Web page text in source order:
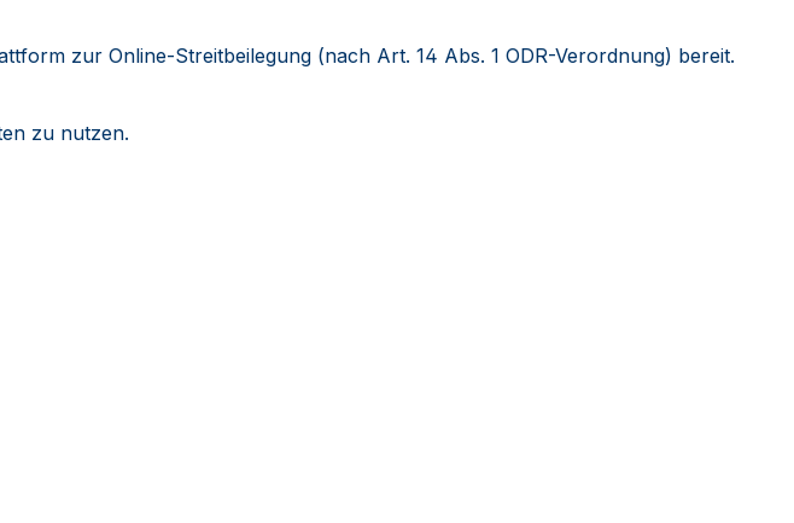
zur Online-Streitbeilegung (nach Art. 14 Abs. 1 ODR-Verordnung) bereit.
zu nutzen.